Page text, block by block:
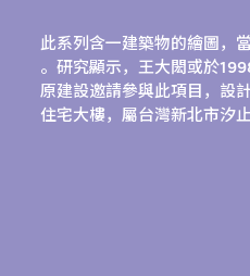
此系列含一建築物的繪圖，
。研究顯示，王大閎或於
原建設邀請參與此項目，設
住宅大樓，屬台灣新北市汐